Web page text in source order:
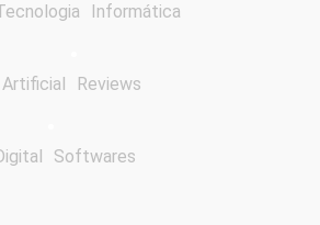
Informática
Reviews
Softwares